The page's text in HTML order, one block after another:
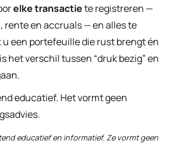
elke transactiete registreren —
rente en accruals — en alles te
een portefeuille die rust brengt én
het verschil tussen “druk bezig” en
educatief. Het vormt geen
educatief en informatief. Ze vormt geen